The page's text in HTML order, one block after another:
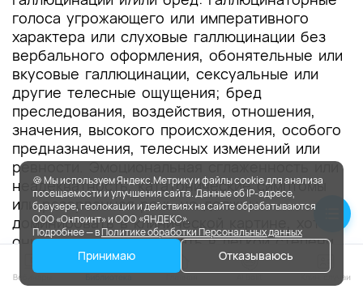
голоса угрожающего или императивного
характера или слуховые галлюцинации без
вербального оформления, обонятельные или
вкусовые галлюцинации, сексуальные или
другие телесные ощущения; бред
преследования, воздействия, отношения,
значения, высокого происхождения, особого
предназначения, телесных изменений или
ревности. Эмоциональная сглаженность или
неадекватность, кататонические симптомы
или разорванная речь не должны
доминировать в клинической картине, хотя
они могут присутствовать в легкой степени
выраженности.
🍪 Мы используем Яндекс.Метрику и файлы cookie для анализа
посещаемости и улучшения сайта. Данные об IP-адресе,
браузере, геолокации и действиях на сайте обрабатываются
ООО «Онпоинт» и ООО «ЯНДЕКС».
Подробнее — вПолитике обработки Персональных данных
Принимаю Отказываюсь